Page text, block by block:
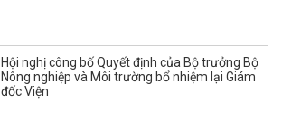
Hội nghị công bố Quyết định của Bộ trưởng Bộ
Nông nghiệp và Môi trường bổ nhiệm lại Giám
đốc Viện